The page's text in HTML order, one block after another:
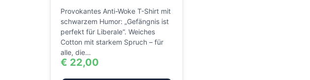
Provokantes Anti-Woke T-Shirt mit
schwarzem Humor: „Gefängnis ist
perfekt für Liberale“. Weiches
Cotton mit starkem Spruch – für
alle, die…
€ 22,00